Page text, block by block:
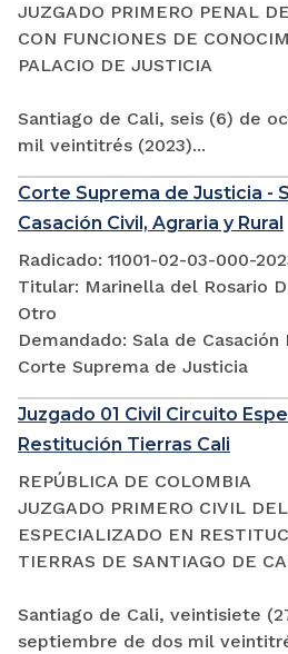
JUZGADO PRIMERO PENAL
CON FUNCIONES DE
PALACIO DE JUSTICIA
Santiago de Cali, seis (6) de
mil veintitrés (2023)...
Corte Suprema de Justicia -
Casación Civil, Agraria y Rural
Radicado: 11001-02-03-000-
Titular: Marinella del Rosario
Otro
Demandado: Sala de Casación
Corte Suprema de Justicia
Juzgado 01 Civil Circuito
Restitución Tierras Cali
REPÚBLICA DE COLOMBIA
JUZGADO PRIMERO CIVIL
ESPECIALIZADO EN
TIERRAS DE SANTIAGO DE
Santiago de Cali, veintisiete
septiembre de dos mil